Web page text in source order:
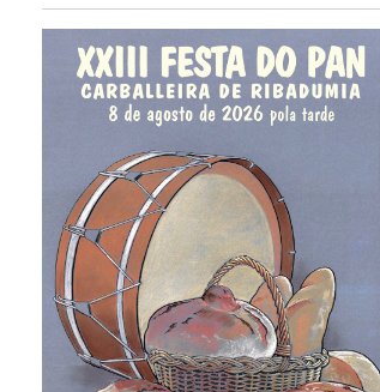
e actividades para todas
as idades